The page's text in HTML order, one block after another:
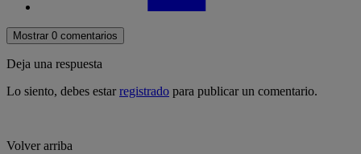
Mostrar 0 comentarios
Deja una respuesta
Lo siento, debes estarregistrado para publicar un comentario.
Volver arriba